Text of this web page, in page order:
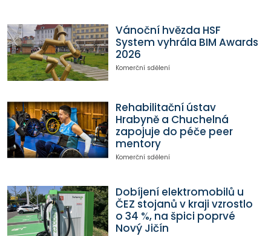
Vánoční hvězda HSF
System vyhrála BIM Awards
2026
Komerční sdělení
Rehabilitační ústav
Hrabyně a Chuchelná
zapojuje do péče peer
mentory
Komerční sdělení
Dobíjení elektromobilů u
ČEZ stojanů v kraji vzrostlo
o 34 %, na špici poprvé
Nový Jičín